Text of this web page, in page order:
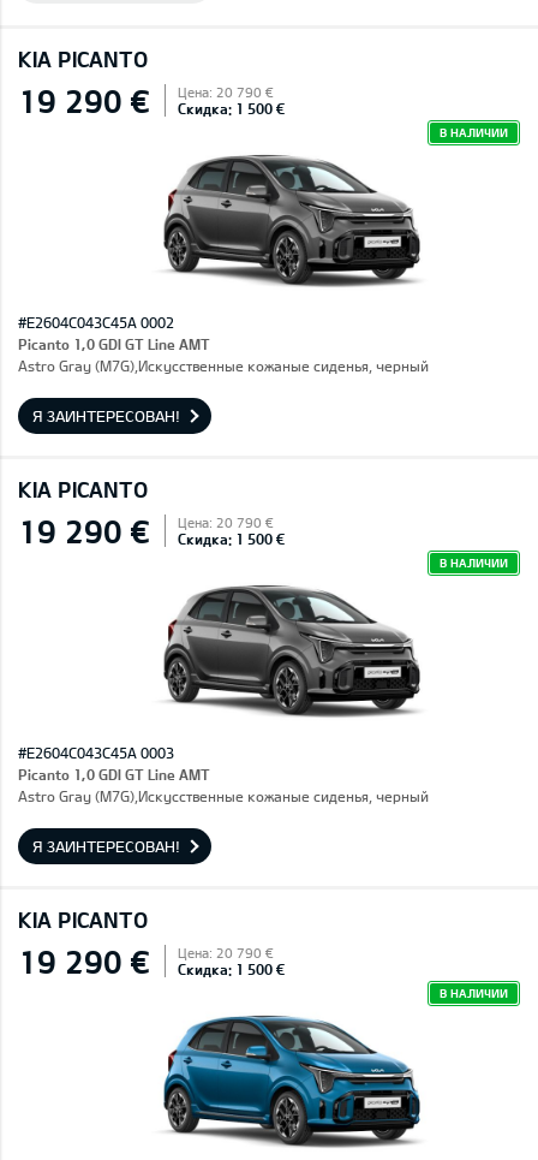
KIA PICANTO
19 290 € Цена: 20 790 €
Скидка: 1 500 €
В НАЛИЧИИ
#E2604C043C45A 0002
Picanto 1,0 GDI GT Line AMT
Astro Gray (M7G),Искусственные кожаные сиденья, черный
Я ЗАИНТЕРЕСОВАН!
KIA PICANTO
19 290 € Цена: 20 790 €
Скидка: 1 500 €
В НАЛИЧИИ
#E2604C043C45A 0003
Picanto 1,0 GDI GT Line AMT
Astro Gray (M7G),Искусственные кожаные сиденья, черный
Я ЗАИНТЕРЕСОВАН!
KIA PICANTO
19 290 € Цена: 20 790 €
Скидка: 1 500 €
В НАЛИЧИИ